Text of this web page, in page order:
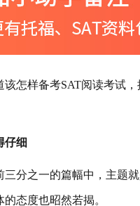
怎样备考SAT阅读考试
仔细
分之一的篇幅中，主题
态度也昭然若揭。